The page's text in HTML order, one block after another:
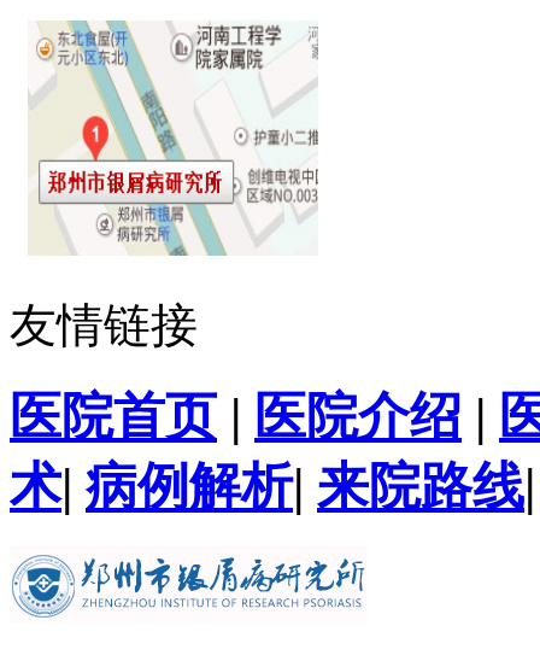
友情链接
医院首页| 医院介绍 |
术| 病例解析| 来院路线